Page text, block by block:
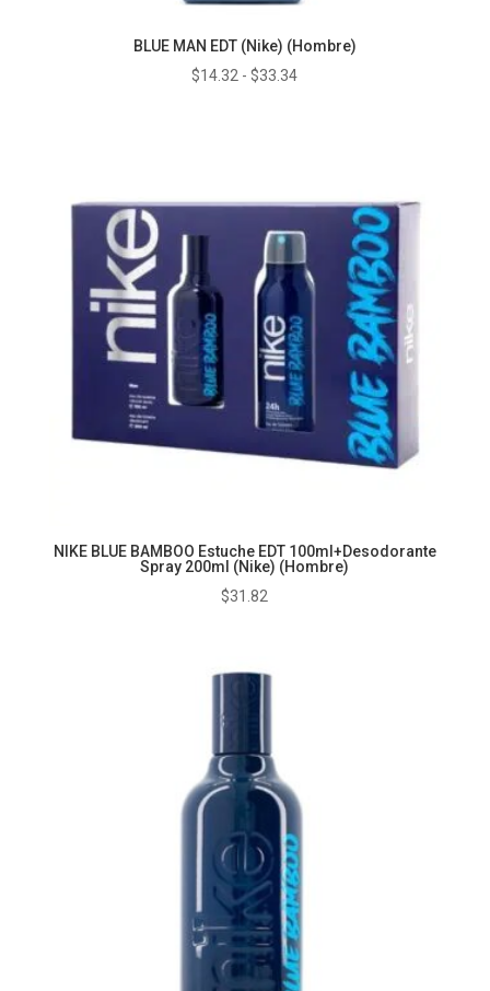
BLUE MAN EDT (Nike) (Hombre)
$14.32 - $33.34Rango
$33.34
NIKE BLUE BAMBOO Estuche EDT 100ml+Desodorante
Spray 200ml (Nike) (Hombre)
$31.82